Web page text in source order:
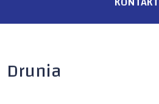
Drunia